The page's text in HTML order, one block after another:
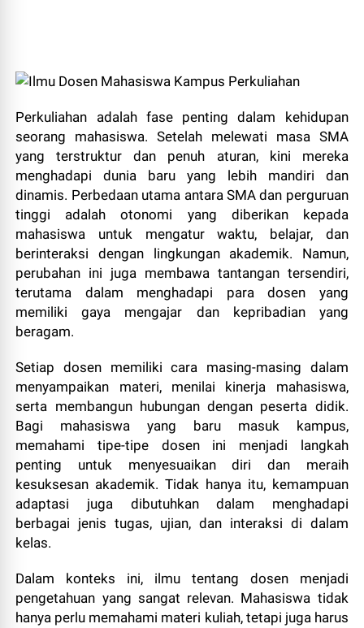
Perkuliahan adalah fase penting dalam kehidupan
seorang mahasiswa. Setelah melewati masa SMA
yang terstruktur dan penuh aturan, kini mereka
menghadapi dunia baru yang lebih mandiri dan
dinamis. Perbedaan utama antara SMA dan perguruan
tinggi adalah otonomi yang diberikan kepada
mahasiswa untuk mengatur waktu, belajar, dan
berinteraksi dengan lingkungan akademik. Namun,
perubahan ini juga membawa tantangan tersendiri,
terutama dalam menghadapi para dosen yang
memiliki gaya mengajar dan kepribadian yang
beragam.
Setiap dosen memiliki cara masing-masing dalam
menyampaikan materi, menilai kinerja mahasiswa,
serta membangun hubungan dengan peserta didik.
Bagi mahasiswa yang baru masuk kampus,
memahami tipe-tipe dosen ini menjadi langkah
penting untuk menyesuaikan diri dan meraih
kesuksesan akademik. Tidak hanya itu, kemampuan
adaptasi juga dibutuhkan dalam menghadapi
berbagai jenis tugas, ujian, dan interaksi di dalam
kelas.
Dalam konteks ini, ilmu tentang dosen menjadi
pengetahuan yang sangat relevan. Mahasiswa tidak
hanya perlu memahami materi kuliah, tetapi juga harus